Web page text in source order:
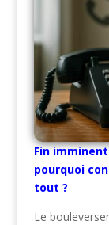
Fin
pourquoi
tout ?
Le